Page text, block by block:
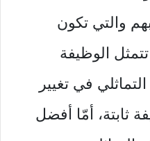
والتي تكون
الوظيفة
في تغيير
ثابتة، أمّا أفضل